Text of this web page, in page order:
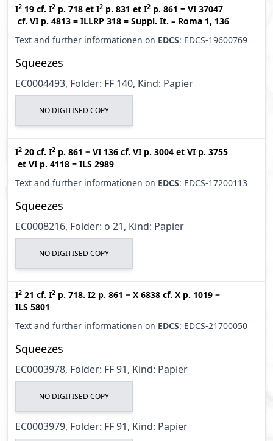
I2 19 cf. I2 p. 718 et I2 p. 831 et I2 p. 861 = VI 37047
cf. VI p. 4813 = ILLRP 318 = Suppl. It. – Roma 1, 136
Text and further informationen on EDCS: EDCS-19600769
Squeezes
EC0004493, Folder: FF 140, Kind: Papier
NO DIGITISED COPY
I2 20 cf. I2 p. 861 = VI 136 cf. VI p. 3004 et VI p. 3755
et VI p. 4118 = ILS 2989
Text and further informationen on EDCS: EDCS-17200113
Squeezes
EC0008216, Folder: o 21, Kind: Papier
NO DIGITISED COPY
I2 21 cf. I2 p. 718. I2 p. 861 = X 6838 cf. X p. 1019 =
ILS 5801
Text and further informationen on EDCS: EDCS-21700050
Squeezes
EC0003978, Folder: FF 91, Kind: Papier
NO DIGITISED COPY
EC0003979, Folder: FF 91, Kind: Papier